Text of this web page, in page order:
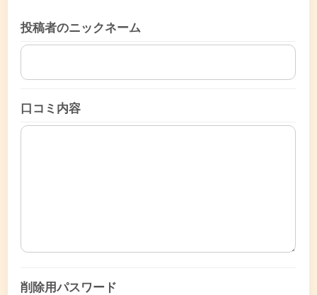
投稿者のニックネーム
口コミ内容
削除用パスワード